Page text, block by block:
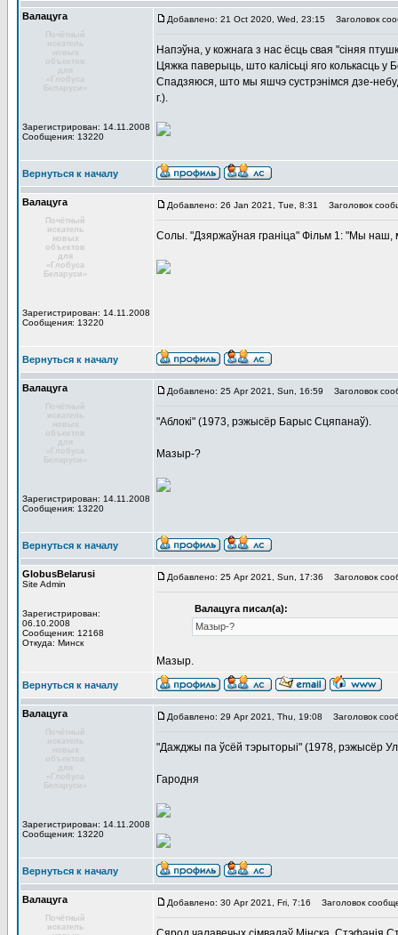
Валацуга
Почётный
искатель
новых
объектов
для
«Глобуса
Беларуси»
Зарегистрирован: 14.11.2008
Сообщения: 13220
Добавлено: 21 Oct 2020, Wed, 23:15 Заголовок
Напэўна, у кожнага з нас ёсць свая "сіняя
Цяжка паверыць, што калісьці яго колькасць у
Спадзяюся, што мы яшчэ сустрэнімся дзе-
г.).
Вернуться к началу
Валацуга
Почётный
искатель
новых
объектов
для
«Глобуса
Беларуси»
Зарегистрирован: 14.11.2008
Сообщения: 13220
Добавлено: 26 Jan 2021, Tue, 8:31 Заголовок
Солы. "Дзяржаўная граніца" Фільм 1: "Мы наш,
Вернуться к началу
Валацуга
Почётный
искатель
новых
объектов
для
«Глобуса
Беларуси»
Зарегистрирован: 14.11.2008
Сообщения: 13220
Добавлено: 25 Apr 2021, Sun, 16:59 Заголовок
"Аблокі" (1973, рэжысёр Барыс Сцяпанаў).
Мазыр-?
Вернуться к началу
GlobusBelarusi
Site Admin
Зарегистрирован:
06.10.2008
Сообщения: 12168
Откуда: Минск
Добавлено: 25 Apr 2021, Sun, 17:36 Заголовок
Валацуга писал(а):
Мазыр-?
Мазыр.
Вернуться к началу
Валацуга
Почётный
искатель
новых
объектов
для
«Глобуса
Беларуси»
Зарегистрирован: 14.11.2008
Сообщения: 13220
Добавлено: 29 Apr 2021, Thu, 19:08 Заголовок
"Дажджы па ўсёй тэрыторыі" (1978, рэжысёр
Гародня
Вернуться к началу
Валацуга
Почётный
искатель
Добавлено: 30 Apr 2021, Fri, 7:16 Заголовок